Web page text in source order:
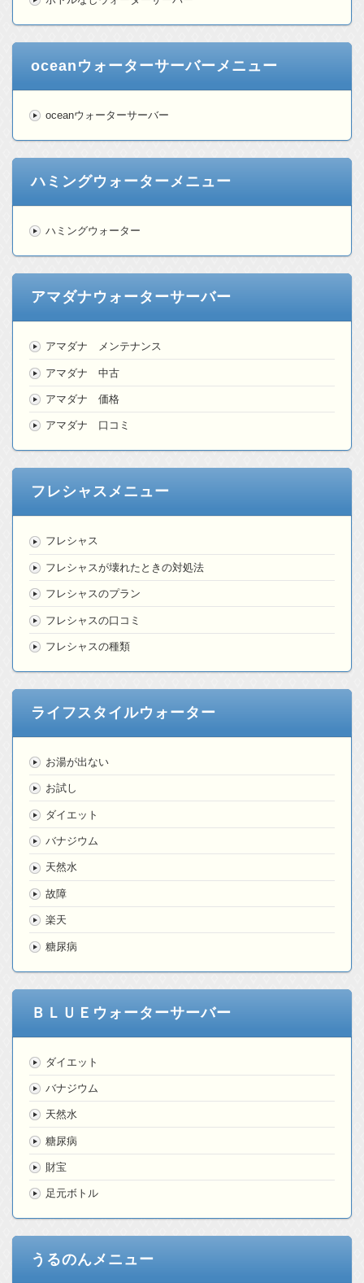
oceanウォーターサーバーメニュー
oceanウォーターサーバー
ハミングウォーターメニュー
ハミングウォーター
アマダナウォーターサーバー
アマダナ メンテナンス
アマダナ 中古
アマダナ 価格
アマダナ 口コミ
フレシャスメニュー
フレシャス
フレシャスが壊れたときの対処法
フレシャスのプラン
フレシャスの口コミ
フレシャスの種類
ライフスタイルウォーター
お湯が出ない
お試し
ダイエット
バナジウム
天然水
故障
楽天
糖尿病
ＢＬＵＥウォーターサーバー
ダイエット
バナジウム
天然水
糖尿病
財宝
足元ボトル
うるのんメニュー